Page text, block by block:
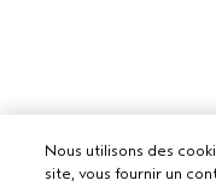
Nous utilisons des
site, vous fournir un